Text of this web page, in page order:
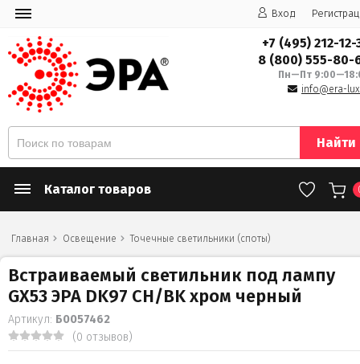
Вход
+7 (495) 212-12-
8 (800) 555-80-
Пн—Пт
info@era-
Найти
Каталог товаров
Главная Освещение Точечные светильники (споты)
Встраиваемый светильник под лампу
GX53 ЭРА DK97 CH/BK хром черный
Артикул: Б0057462
(0 отзывов)